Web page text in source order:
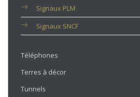
Signaux PLM
Signaux SNCF
Téléphones
Terres à décor
Tunnels